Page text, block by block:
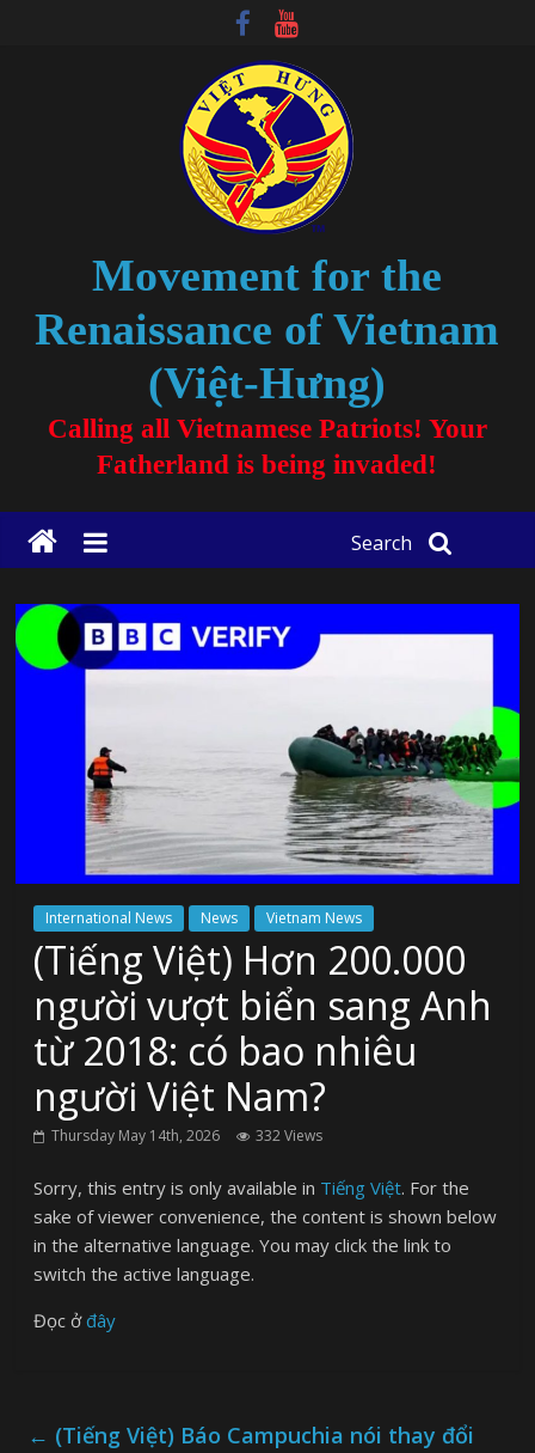
Movement for the
Renaissance of Vietnam
(Việt-Hưng)
Calling all Vietnamese Patriots! Your
Fatherland is being invaded!
Search
International News News Vietnam News
(Tiếng Việt) Hơn 200.000
người vượt biển sang Anh
từ 2018: có bao nhiêu
người Việt Nam?
Thursday May 14th, 2026 332 Views
Sorry, this entry is only available in Tiếng Việt. For the
sake of viewer convenience, the content is shown below
in the alternative language. You may click the link to
switch the active language.
Đọc ởđây
← (Tiếng Việt) Báo Campuchia nói thay đổi